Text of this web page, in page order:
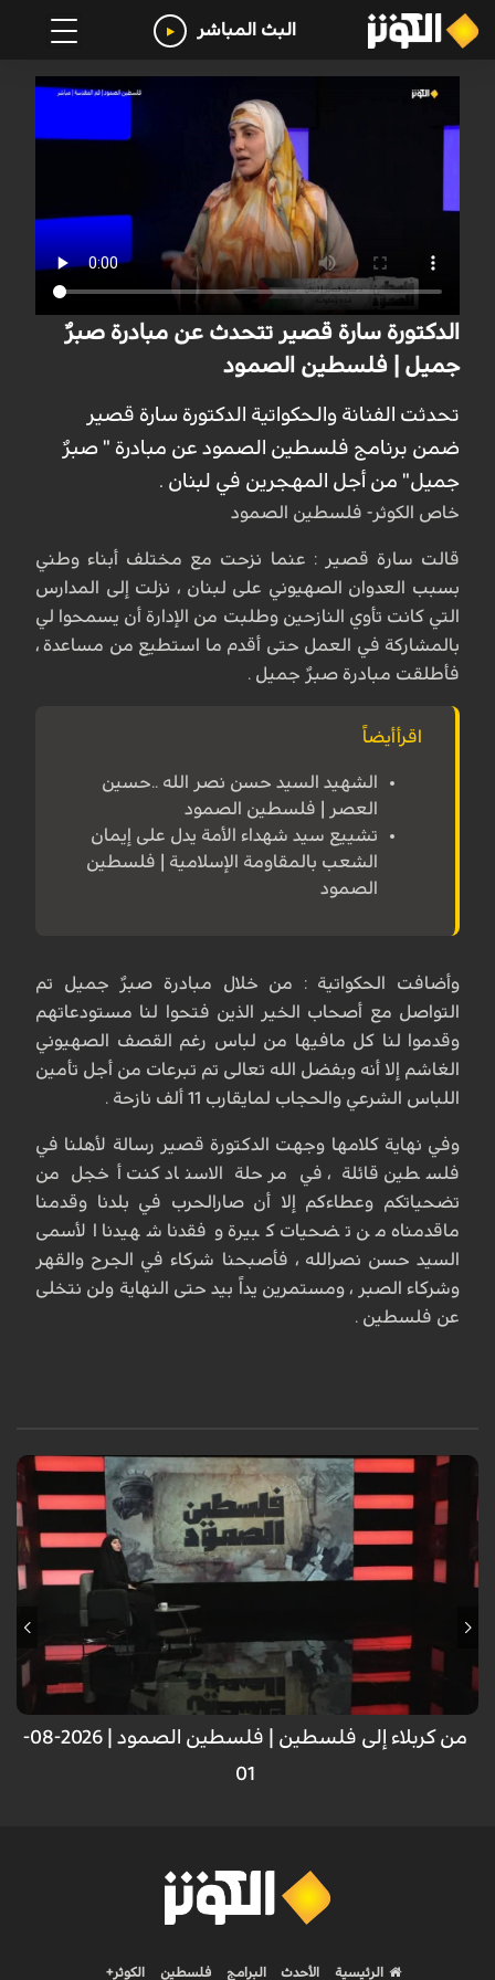
البث المباشر
الدكتورة سارة قصير تتحدث عن مبادرة صبرٌ
جميل | فلسطين الصمود
تحدثت الفنانة والحكواتية الدكتورة سارة قصير
ضمن برنامج فلسطين الصمود عن مبادرة " صبرٌ
جميل" من أجل المهجرين في لبنان .
خاص الكوثر- فلسطين الصمود
قالت سارة قصير : عنما نزحت مع مختلف أبناء وطني
بسبب العدوان الصهيوني على لبنان ، نزلت إلى المدارس
التي كانت تأوي النازحين وطلبت من الإدارة أن يسمحوا لي
بالمشاركة في العمل حتى أقدم ما استطيع من مساعدة ،
فأطلقت مبادرة صبرٌ جميل .
اقرأأيضاً
الشهيد السيد حسن نصر الله ..حسين
العصر | فلسطين الصمود
تشييع سيد شهداء الأمة يدل على إيمان
الشعب بالمقاومة الإسلامية | فلسطين
الصمود
وأضافت الحكواتية : من خلال مبادرة صبرٌ جميل تم
التواصل مع أصحاب الخير الذين فتحوا لنا مستودعاتهم
وقدموا لنا كل مافيها من لباس رغم القصف الصهيوني
الغاشم إلا أنه وبفضل الله تعالى تم تبرعات من أجل تأمين
اللباس الشرعي والحجاب لمايقارب 11 ألف نازحة .
وفي نهاية كلامها وجهت الدكتورة قصير رسالة لأهلنا في
فلسطين قائلة ، في مرحلة الاسناد كنت أخجل من
تضحياتكم وعطاءكم إلا أن صارالحرب في بلدنا وقدمنا
ماقدمناه من تضحيات كبيرة وفقدنا شهيدنا الأسمى
السيد حسن نصرالله ، فأصبحنا شركاء في الجرح والقهر
وشركاء الصبر ، ومستمرين يداً بيد حتى النهاية ولن نتخلى
عن فلسطين .
من كربلاء إلى فلسطين | فلسطين الصمود | 2026-08-
01
الرئيسية الأحدث البرامج فلسطين الكوثر+